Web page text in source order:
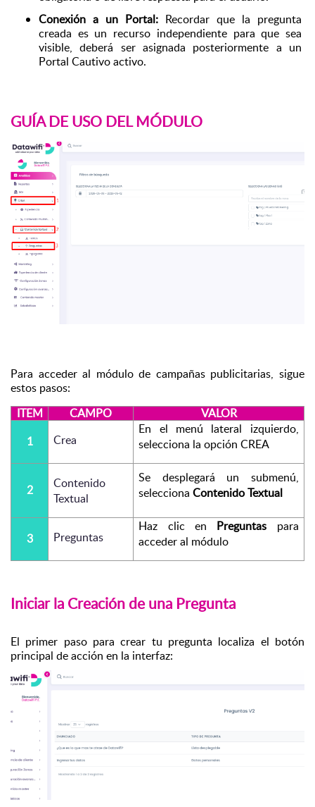
Conexión a un Portal: Recordar que la pregunta
creada es un recurso independiente para que sea
visible, deberá ser asignada posteriormente a un
Portal Cautivo activo.
GUÍA DE USO DEL MÓDULO
Para acceder al módulo de campañas publicitarias, sigue
estos pasos:
ITEM
CAMPO
VALOR
1
Crea
En el menú lateral izquierdo,
selecciona la opción CREA
2
Contenido
Textual
Se desplegará un submenú,
selecciona Contenido Textual
3 Preguntas
Haz clic en Preguntas para
acceder al módulo
Iniciar la Creación de una Pregunta
El primer paso para crear tu pregunta localiza el botón
principal de acción en la interfaz: